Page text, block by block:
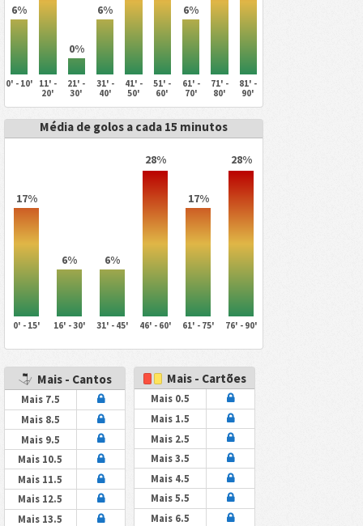
6%
0%
6% 6%
0' - 10'
11' -
20'
21' -
30'
31' -
40'
41' -
50'
51' -
60'
61' -
70'
71' -
80'
81' -
90'
Média de golos a cada 15 minutos
17%
6% 6%
28%
17%
28%
0' - 15' 16' - 30' 31' - 45' 46' - 60' 61' - 75' 76' - 90'
Mais - Cantos
Mais 7.5
Mais 8.5
Mais 9.5
Mais 10.5
Mais 11.5
Mais 12.5
Mais 13.5
Mais - Cartões
Mais 0.5
Mais 1.5
Mais 2.5
Mais 3.5
Mais 4.5
Mais 5.5
Mais 6.5